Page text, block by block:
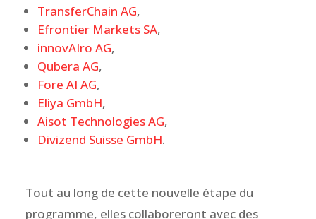
TransferChain AG,
Efrontier Markets SA,
innovAIro AG,
Qubera AG,
Fore AI AG,
Eliya GmbH,
Aisot Technologies AG,
Divizend Suisse GmbH.
Tout au long de cette nouvelle étape du
programme, elles collaboreront avec des